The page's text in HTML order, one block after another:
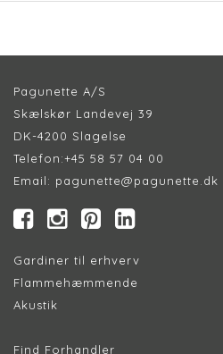
Pagunette A/S
Skælskør Landevej 39
DK-4200 Slagelse
Telefon:+45 58 57 04 00
Email: pagunette@pagunette.dk
Gardiner til erhverv
Flammehæmmende
Akustik
Find Forhandler